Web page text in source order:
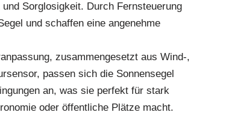
Sorglosigkeit. Durch Fernsteuerung
und schaffen eine angenehme
zusammengesetzt aus Wind-,
passen sich die Sonnensegel
an, was sie perfekt für stark
oder öffentliche Plätze macht.